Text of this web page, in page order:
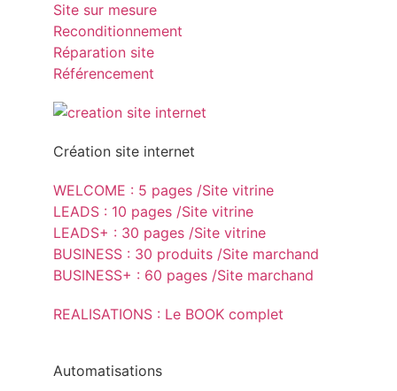
Site sur mesure
Reconditionnement
Réparation site
Référencement
Création site internet
WELCOME : 5 pages /Site vitrine
LEADS : 10 pages /Site vitrine
LEADS+ : 30 pages /Site vitrine
BUSINESS : 30 produits /Site marchand
BUSINESS+ : 60 pages /Site marchand
REALISATIONS : Le BOOK complet
Automatisations